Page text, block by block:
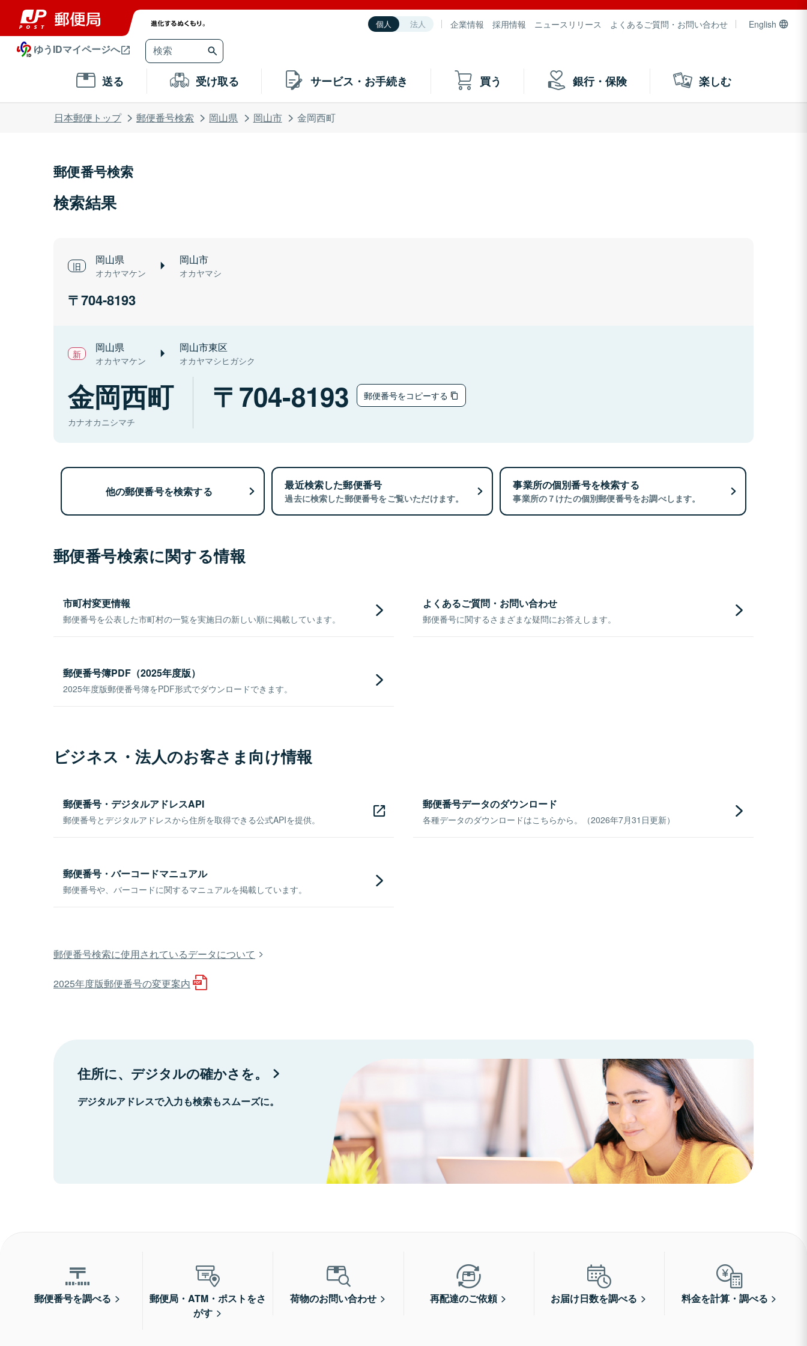
個人 法人 企業情報 採用情報 ニュースリリース よくあるご質問・お問い合わせ English
ゆうIDマイページへ
送る 受け取る サービス・お手続き 買う 銀行・保険 楽しむ
日本郵便トップ 郵便番号検索 岡山県 岡山市 金岡西町
郵便番号検索
検索結果
岡山県
オカヤマケン
岡山市
オカヤマシ
704-8193
岡山県
オカヤマケン
岡山市東区
オカヤマシヒガシク
金岡西町
カナオカニシマチ
704-8193 郵便番号をコピーする
他の郵便番号を検索する 最近検索した郵便番号
過去に検索した郵便番号をご覧いただけます。
事業所の個別番号を検索する
事業所の７けたの個別郵便番号をお調べします。
郵便番号検索に関する情報
市町村変更情報
郵便番号を公表した市町村の一覧を実施日の新しい順に掲載しています。
よくあるご質問・お問い合わせ
郵便番号に関するさまざまな疑問にお答えします。
郵便番号簿PDF（2025年度版）
2025年度版郵便番号簿をPDF形式でダウンロードできます。
ビジネス・法人のお客さま向け情報
郵便番号・デジタルアドレスAPI
郵便番号とデジタルアドレスから住所を取得できる公式APIを提供。
郵便番号データのダウンロード
各種データのダウンロードはこちらから。（2026年7月31日更新）
郵便番号・バーコードマニュアル
郵便番号や、バーコードに関するマニュアルを掲載しています。
郵便番号検索に使用されているデータについて
2025年度版郵便番号の変更案内
住所に、デジタルの確かさを。
デジタルアドレスで入力も検索もスムーズに。
郵便番号を調べる
郵便局・ATM・ポストをさ
がす
荷物のお問い合わせ 再配達のご依頼 お届け日数を調べる 料金を計算・調べる